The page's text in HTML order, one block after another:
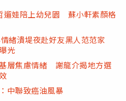
遛娃陪上幼兒園 蘇小軒素顏格
緒潰堤夜赴好友黑人范范家
光
層焦慮情緒 謝龍介揭地方選
中聯致癌油風暴